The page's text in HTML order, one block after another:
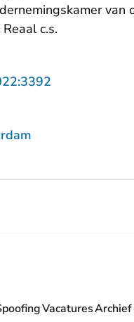
c.s.
Vacatures
- U verlaatArchief